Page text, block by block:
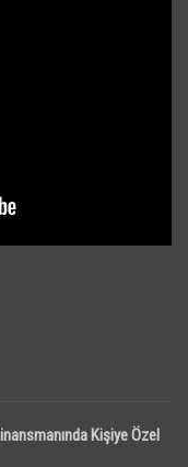
Kişiye Özel